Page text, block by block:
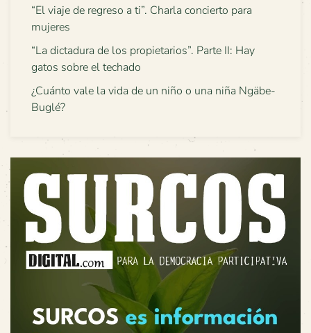
“El viaje de regreso a ti”. Charla concierto para
mujeres
“La dictadura de los propietarios”. Parte II: Hay
gatos sobre el techado
¿Cuánto vale la vida de un niño o una niña Ngäbe-
Buglé?